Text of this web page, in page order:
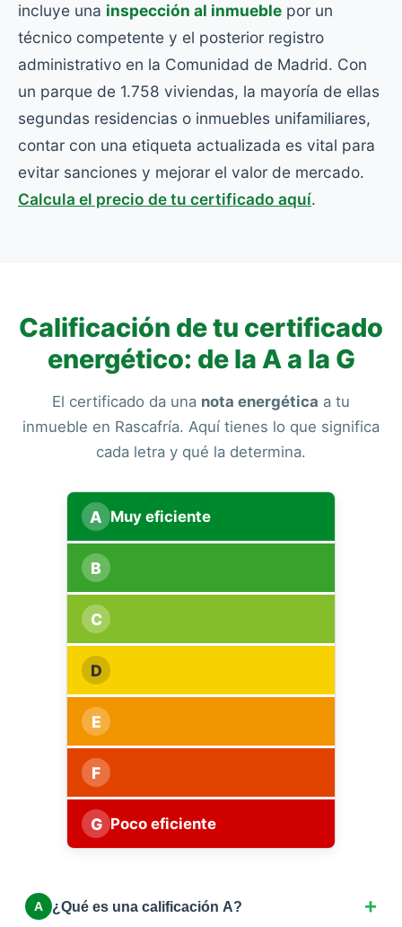
incluye una inspección al inmueble por un
técnico competente y el posterior registro
administrativo en la Comunidad de Madrid. Con
un parque de 1.758 viviendas, la mayoría de ellas
segundas residencias o inmuebles unifamiliares,
contar con una etiqueta actualizada es vital para
evitar sanciones y mejorar el valor de mercado.
Calcula el precio de tu certificado aquí.
Calificación de tu certificado
energético: de la A a la G
El certificado da una nota energética a tu
inmueble en Rascafría. Aquí tienes lo que significa
cada letra y qué la determina.
A Muy eficiente
B
C
D
E
F
G Poco eficiente
A ¿Qué es una calificación A?